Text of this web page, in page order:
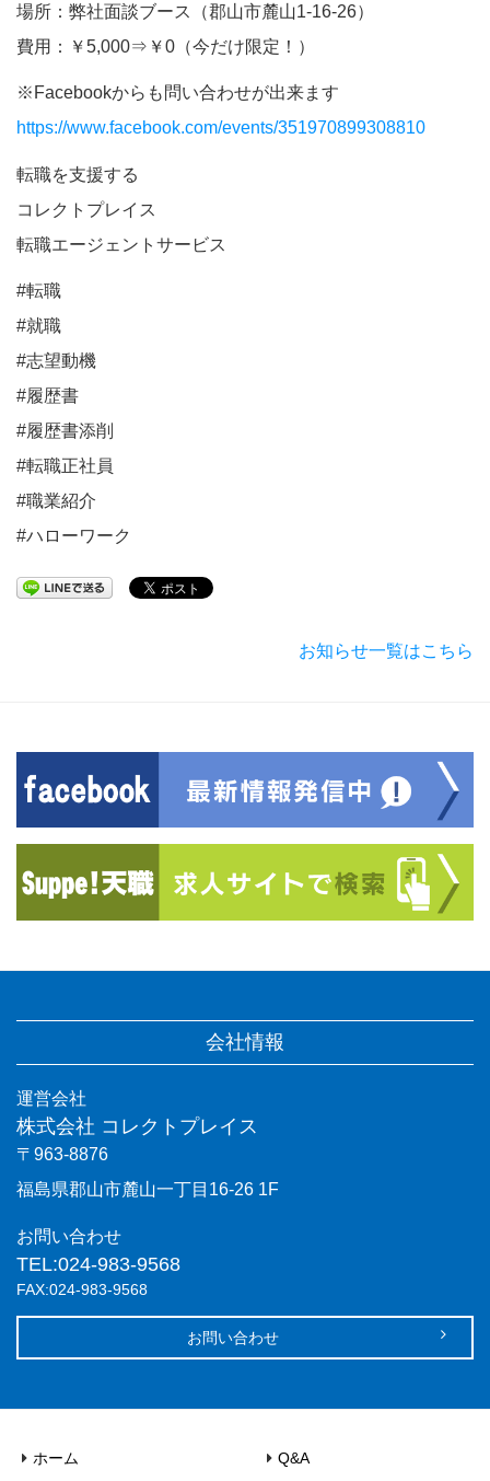
場所：弊社面談ブース（郡山市麓山1-16-26）
費用：￥5,000⇒￥0（今だけ限定！）
※Facebookからも問い合わせが出来ます
https://www.facebook.com/events/351970899308810
転職を支援する
コレクトプレイス
転職エージェントサービス
#転職
#就職
#志望動機
#履歴書
#履歴書添削
#転職正社員
#職業紹介
#ハローワーク
お知らせ一覧はこちら
会社情報
運営会社
株式会社 コレクトプレイス
〒963-8876
福島県郡山市麓山一丁目16-26 1F
お問い合わせ
TEL:024-983-9568
FAX:024-983-9568
お問い合わせ
ホーム
Q&A